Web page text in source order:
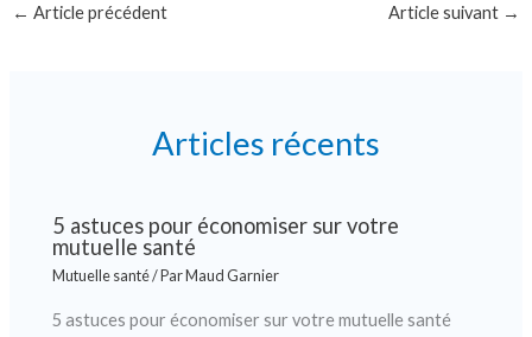
← Article précédent Article suivant →
Articles récents
5 astuces pour économiser sur votre
mutuelle santé
Mutuelle santé/ ParMaud Garnier
5 astuces pour économiser sur votre mutuelle santé